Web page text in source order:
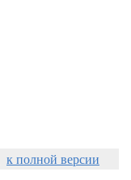
к полной версии